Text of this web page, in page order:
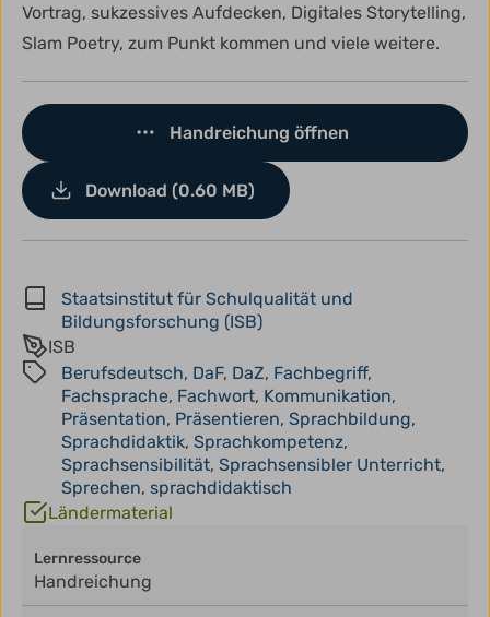
Vortrag, sukzessives Aufdecken, Digitales Storytelling,
Slam Poetry, zum Punkt kommen und viele weitere.
Handreichung öffnen
Download (0.60 MB)
Staatsinstitut für Schulqualität und
Bildungsforschung (ISB)
ISB
Berufsdeutsch, DaF, DaZ, Fachbegriff,
Fachsprache, Fachwort, Kommunikation,
Präsentation, Präsentieren, Sprachbildung,
Sprachdidaktik, Sprachkompetenz,
Sprachsensibilität, Sprachsensibler Unterricht,
Sprechen, sprachdidaktisch
Ländermaterial
Lernressource
Handreichung